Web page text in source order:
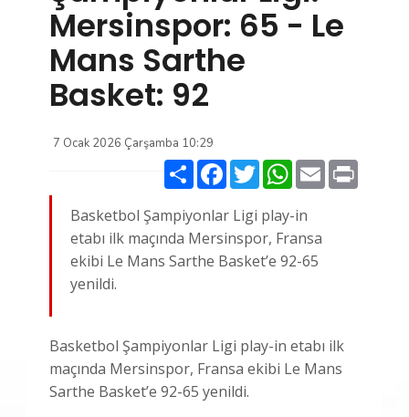
Mersinspor: 65 - Le
Mans Sarthe
Basket: 92
7 Ocak 2026 Çarşamba 10:29
Paylaş FacebookTwitter WhatsApp
Email
Basketbol Şampiyonlar Ligi play-in
etabı ilk maçında Mersinspor, Fransa
ekibi Le Mans Sarthe Basket’e 92-65
yenildi.
Basketbol Şampiyonlar Ligi play-in etabı ilk
maçında Mersinspor, Fransa ekibi Le Mans
Sarthe Basket’e 92-65 yenildi.